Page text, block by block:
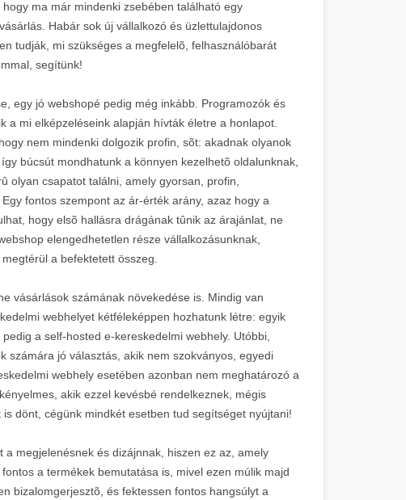
ma már mindenki zsebében található egy
Habár sok új vállalkozó és üzlettulajdonos
tudják, mi szükséges a megfelelõ, felhasználóbarát
segítünk!
egy jó webshopé pedig még inkább. Programozók és
a mi elképzeléseink alapján hívták életre a honlapot.
nem mindenki dolgozik profin, sõt: akadnak olyanok
búcsút mondhatunk a könnyen kezelhetõ oldalunknak,
olyan csapatot találni, amely gyorsan, profin,
fontos szempont az ár-érték arány, azaz hogy a
hogy elsõ hallásra drágának tûnik az árajánlat, ne
elengedhetetlen része vállalkozásunknak,
a befektetett összeg.
vásárlások számának növekedése is. Mindig van
webhelyet kétféleképpen hozhatunk létre: egyik
a self-hosted e-kereskedelmi webhely. Utóbbi,
számára jó választás, akik nem szokványos, egyedi
webhely esetében azonban nem meghatározó a
akik ezzel kevésbé rendelkeznek, mégis
dönt, cégünk mindkét esetben tud segítséget nyújtani!
megjelenésnek és dizájnnak, hiszen ez az, amely
a termékek bemutatása is, mivel ezen múlik majd
bizalomgerjesztõ, és fektessen fontos hangsúlyt a